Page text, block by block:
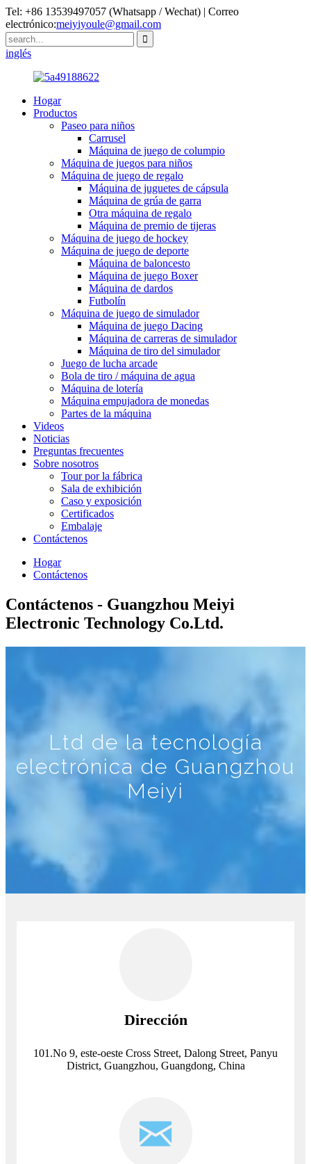
Tel: +86 13539497057 (Whatsapp / Wechat) | Correo
electrónico:meiyiyoule@gmail.com
inglés
Hogar
Productos
Paseo para niños
Carrusel
Máquina de juego de columpio
Máquina de juegos para niños
Máquina de juego de regalo
Máquina de juguetes de cápsula
Máquina de grúa de garra
Otra máquina de regalo
Máquina de premio de tijeras
Máquina de juego de hockey
Máquina de juego de deporte
Máquina de baloncesto
Máquina de juego Boxer
Máquina de dardos
Futbolín
Máquina de juego de simulador
Máquina de juego Dacing
Máquina de carreras de simulador
Máquina de tiro del simulador
Juego de lucha arcade
Bola de tiro / máquina de agua
Máquina de lotería
Máquina empujadora de monedas
Partes de la máquina
Videos
Noticias
Preguntas frecuentes
Sobre nosotros
Tour por la fábrica
Sala de exhibición
Caso y exposición
Certificados
Embalaje
Contáctenos
Hogar
Contáctenos
Contáctenos - Guangzhou Meiyi
Electronic Technology Co.Ltd.
Ltd de la tecnología
electrónica de Guangzhou
Meiyi
Dirección
101.No 9, este-oeste Cross Street, Dalong Street, Panyu
District, Guangzhou, Guangdong, China